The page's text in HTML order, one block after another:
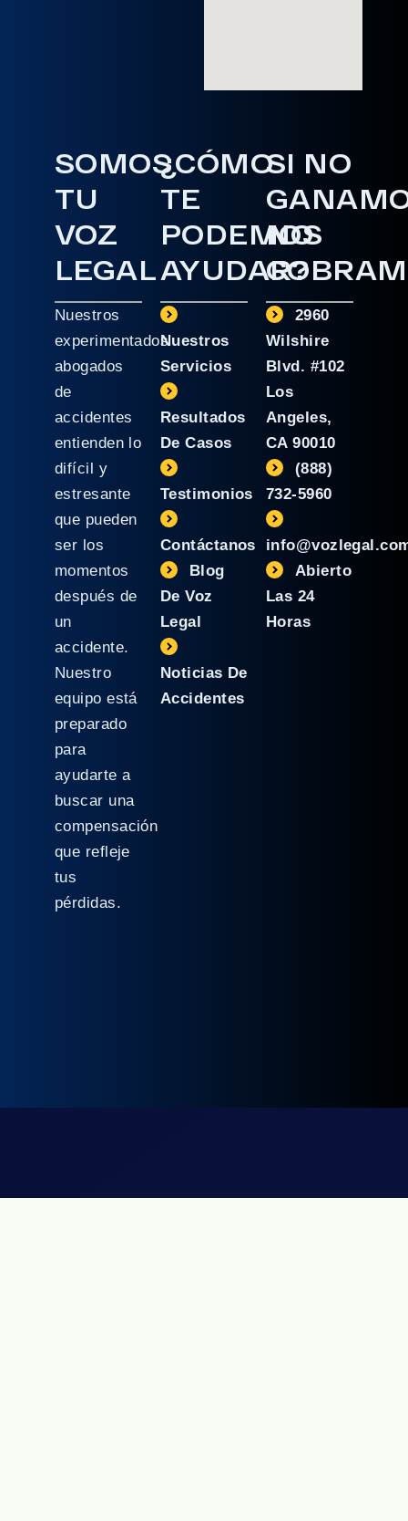
SOMOS
TU
VOZ
LEGAL
Nuestros
experimentados
abogados
de
accidentes
entienden lo
difícil y
estresante
que pueden
ser los
momentos
después de
un
accidente.
Nuestro
equipo está
preparado
para
ayudarte a
buscar una
compensación
que refleje
tus
pérdidas.
¿CÓMO
TE
PODEMOS
AYUDAR?
Nuestros
Servicios
Resultados
De Casos
Testimonios
Contáctanos
Blog
De Voz
Legal
Noticias De
Accidentes
SI NO
NO
2960
Wilshire
Blvd. #102
Los
Angeles,
CA 90010
(888)
732-5960
Abierto
Las 24
Horas